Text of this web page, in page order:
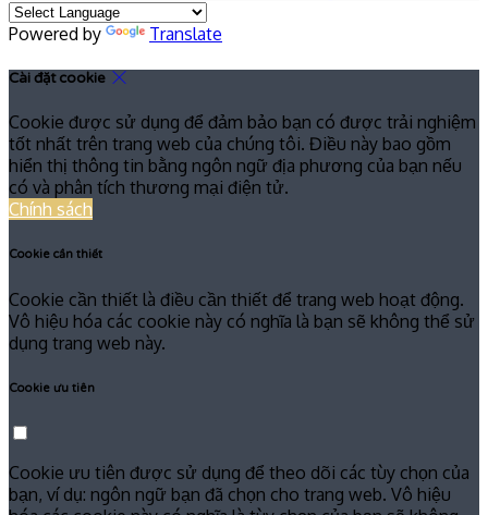
Powered by Translate
Cài đặt cookie
Cookie được sử dụng để đảm bảo bạn có được trải nghiệm
tốt nhất trên trang web của chúng tôi. Điều này bao gồm
hiển thị thông tin bằng ngôn ngữ địa phương của bạn nếu
có và phân tích thương mại điện tử.
Chính sách
Cookie cần thiết
Cookie cần thiết là điều cần thiết để trang web hoạt động.
Vô hiệu hóa các cookie này có nghĩa là bạn sẽ không thể sử
dụng trang web này.
Cookie ưu tiên
Cookie ưu tiên được sử dụng để theo dõi các tùy chọn của
bạn, ví dụ: ngôn ngữ bạn đã chọn cho trang web. Vô hiệu